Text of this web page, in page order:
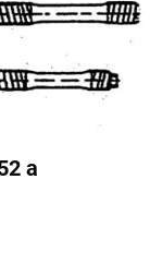
a